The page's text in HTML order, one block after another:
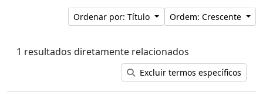
Ordenar por: Título Ordem: Crescente
1 resultados diretamente relacionados
Excluir termos específicos